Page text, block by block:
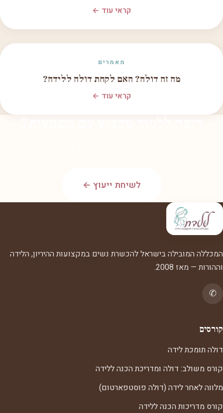
קראי עוד ←
מאמרים
מה זה דולה? האם לקחת דולה ללידה?
קראי עוד ←
לשיחת ייעוץ ←
המכללה המובילה בישראל להכשרת נשים במקצועות ההיריון, הלידה
וההורות — מאז 2008.
✆
קורסים
דולה תומכת לידה
קורס משולב: דולה ומדריכת הכנה ללידה
מלווה לאחר לידה (דולה פוסטפארטום)
קורס מדריכות הכנה ללידה